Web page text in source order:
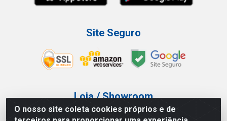
O nosso site coleta cookies próprios e de
Site Seguro
Loja / Showroom
Tel.: (11) 3227-0546